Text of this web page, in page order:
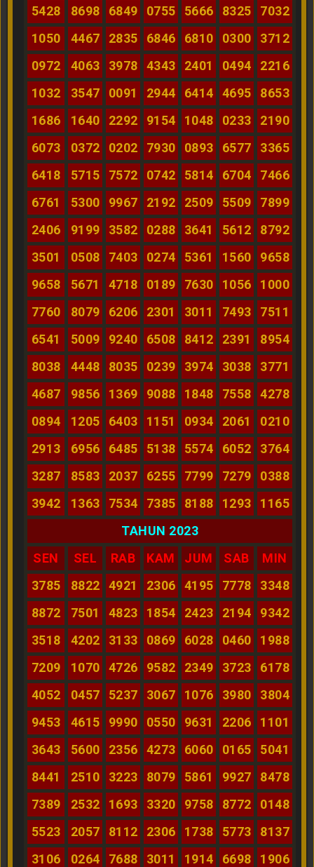
5428
8698 6849 0755 5666 8325
7032
1050
4467 2835 6846 6810 0300
3712
0972
4063 3978 4343 2401 0494
2216
1032
3547 0091 2944 6414 4695
8653
1686
1640 2292 9154 1048 0233
2190
6073
0372 0202 7930 0893 6577
3365
6418
5715 7572 0742 5814 6704
7466
6761
5300 9967 2192 2509 5509
7899
2406
9199 3582 0288 3641 5612
8792
3501
0508 7403 0274 5361 1560
9658
9658
5671 4718 0189 7630 1056
1000
7760
8079 6206 2301 3011 7493
7511
6541
5009 9240 6508 8412 2391
8954
8038
4448 8035 0239 3974 3038
3771
4687
9856 1369 9088 1848 7558
4278
0894
1205 6403 1151 0934 2061
0210
2913
6956 6485 5138 5574 6052
3764
3287
8583 2037 6255 7799 7279
0388
3942
1363 7534 7385 8188 1293
1165
TAHUN 2023
SEN
SEL RAB KAM JUM SAB
MIN
3785
8822 4921 2306 4195 7778
3348
8872
7501 4823 1854 2423 2194
9342
3518
4202 3133 0869 6028 0460
1988
7209
1070 4726 9582 2349 3723
6178
4052
0457 5237 3067 1076 3980
3804
9453
4615 9990 0550 9631 2206
1101
3643
5600 2356 4273 6060 0165
5041
8441
2510 3223 8079 5861 9927
8478
7389
2532 1693 3320 9758 8772
0148
5523
2057 8112 2306 1738 5773
8137
3106
0264 7688 3011 1914 6698
1906